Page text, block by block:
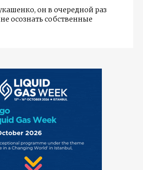
он в очередной раз
осознать собственные